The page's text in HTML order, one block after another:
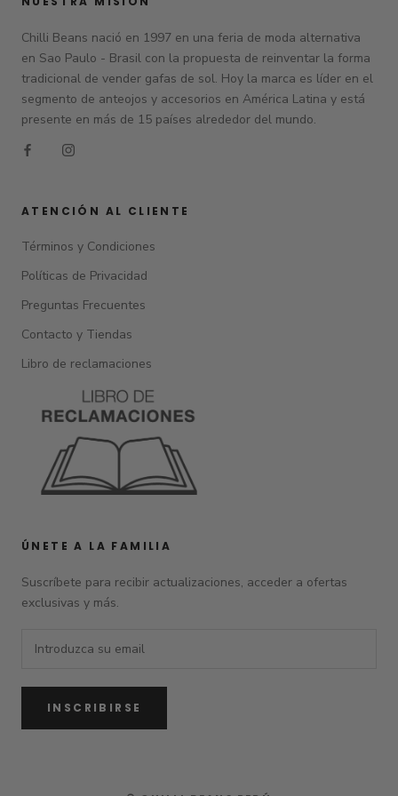
Chilli Beans nació en 1997 en una feria de moda alternativa
en Sao Paulo - Brasil con la propuesta de reinventar la forma
tradicional de vender gafas de sol. Hoy la marca es líder en el
segmento de anteojos y accesorios en América Latina y está
presente en más de 15 países alrededor del mundo.
ATENCIÓN AL CLIENTE
Términos y Condiciones
Políticas de Privacidad
Preguntas Frecuentes
Contacto y Tiendas
Libro de reclamaciones
ÚNETE A LA FAMILIA
Suscríbete para recibir actualizaciones, acceder a ofertas
exclusivas y más.
INSCRIBIRSE